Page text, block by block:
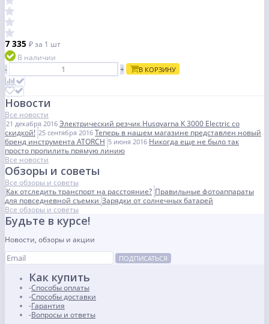
7 335 ₽за 1 шт
В наличии
-
+ В КОРЗИНУ
Новости
Все новости
21 декабря 2016 Электрический резчик Husqvarna K 3000 Electric со
скидкой! 25 сентября 2016 Теперь в нашем магазине представлен новый
бренд инструмента ATORCH 5 июня 2016 Никогда еще не было так
просто пропилить прямую линию
Все новости
Обзоры и советы
Все обзоры и советы
Как отследить транспорт на расстояние? Правильные фотоаппараты
для повседневной съемки Зарядки от солнечных батарей
Все обзоры и советы
Будьте в курсе!
Новости, обзоры и акции
ПОДПИСАТЬСЯ
Как купить
Способы оплаты
Способы доставки
Гарантия
Вопросы и ответы